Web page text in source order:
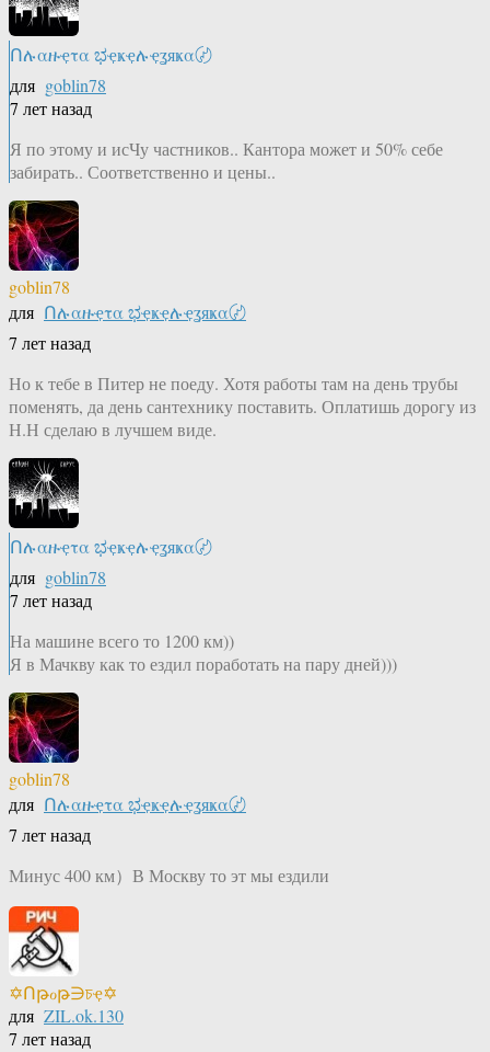
Ոሉαዙҿτα ಭҿҝҿሉҿʓяҝα〄
для goblin78
7 лет назад
Я по этому и исЧу частников.. Кантора может и 50% себе
забирать.. Соответственно и цены..
goblin78
для Ոሉαዙҿτα ಭҿҝҿሉҿʓяҝα〄
7 лет назад
Но к тебе в Питер не поеду. Хотя работы там на день трубы
поменять, да день сантехнику поставить. Оплатишь дорогу из
Н.Н сделаю в лучшем виде.
Ոሉαዙҿτα ಭҿҝҿሉҿʓяҝα〄
для goblin78
7 лет назад
На машине всего то 1200 км))
Я в Мачкву как то ездил поработать на пару дней)))
goblin78
для Ոሉαዙҿτα ಭҿҝҿሉҿʓяҝα〄
7 лет назад
Минус 400 км）В Москву то эт мы ездили
✡Ոթℴթ∋চҿ✡
для ZIL.ok.130
7 лет назад